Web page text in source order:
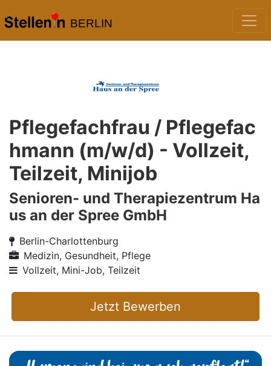
BERLIN
Pflegefachfrau / Pflegefac
hmann (m/w/d) - Vollzeit,
Teilzeit, Minijob
Senioren- und Therapiezentrum Ha
us an der Spree GmbH
Berlin-Charlottenburg
Medizin, Gesundheit, Pflege
Vollzeit, Mini-Job, Teilzeit
Jetzt Bewerben